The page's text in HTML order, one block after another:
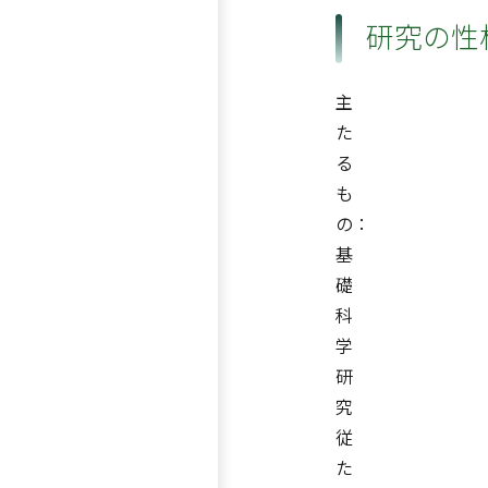
研究の性
主
た
る
も
の：
基
礎
科
学
研
究
従
た